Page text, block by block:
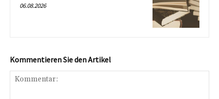
06.08.2026
Kommentieren Sie den Artikel